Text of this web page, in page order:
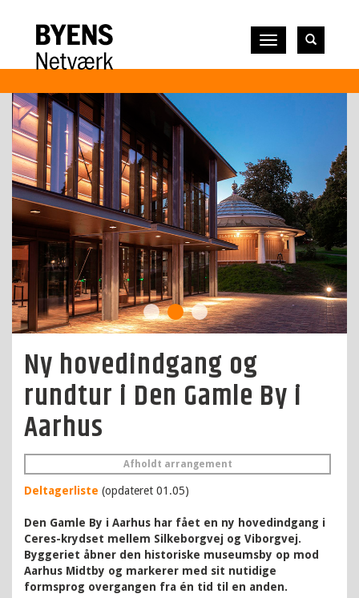
Vis
navigation
Ny hovedindgang og
rundtur i Den Gamle By i
Aarhus
Afholdt arrangement
Deltagerliste (opdateret 01.05)
Den Gamle By i Aarhus har fået en ny hovedindgang i
Ceres-krydset mellem Silkeborgvej og Viborgvej.
Byggeriet åbner den historiske museumsby op mod
Aarhus Midtby og markerer med sit nutidige
formsprog overgangen fra én tid til en anden.